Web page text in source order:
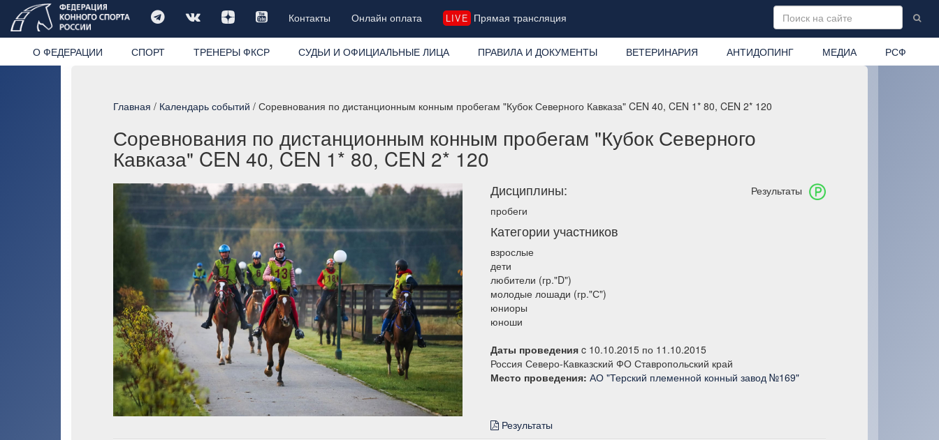
Контакты Онлайн оплата LIVE Прямая трансляция
О ФЕДЕРАЦИИ СПОРТ ТРЕНЕРЫ ФКСР СУДЬИ И ОФИЦИАЛЬНЫЕ ЛИЦА ПРАВИЛА И ДОКУМЕНТЫ ВЕТЕРИНАРИЯ АНТИДОПИНГ МЕДИА РСФ
Главная / Календарь событий / Соревнования по дистанционным конным пробегам "Кубок Северного Кавказа" CEN 40, CEN 1* 80, CEN 2* 120
Соревнования по дистанционным конным пробегам "Кубок Северного
Кавказа" CEN 40, CEN 1* 80, CEN 2* 120
Результаты
Дисциплины:
пробеги
Категории участников
взрослые
дети
любители (гр."D")
молодые лошади (гр."С")
юниоры
юноши
Даты проведения c 10.10.2015 по 11.10.2015
Россия Северо-Кавказский ФО Ставропольский край
Место проведения: АО "Терский племенной конный завод №169"
Результаты